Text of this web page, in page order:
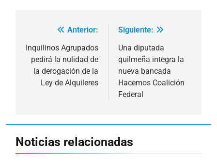
Navegación
de
entradas
Anterior:
Inquilinos Agrupados
pedirá la nulidad de
la derogación de la
Ley de Alquileres
Siguiente:
Una diputada
quilmeña integra la
nueva bancada
Hacemos Coalición
Federal
Noticias relacionadas